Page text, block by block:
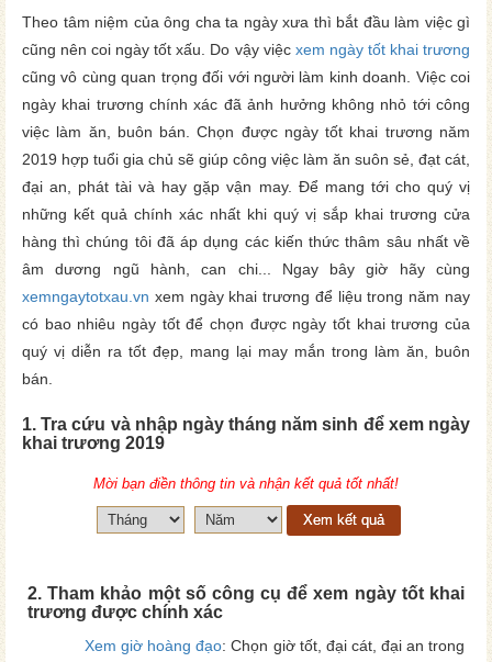
Theo tâm niệm của ông cha ta ngày xưa thì bắt đầu làm việc gì
cũng nên coi ngày tốt xấu. Do vậy việc xem ngày tốt khai trương
cũng vô cùng quan trọng đối với người làm kinh doanh. Việc coi
ngày khai trương chính xác đã ảnh hưởng không nhỏ tới công
việc làm ăn, buôn bán. Chọn được ngày tốt khai trương năm
2019 hợp tuổi gia chủ sẽ giúp công việc làm ăn suôn sẻ, đạt cát,
đại an, phát tài và hay gặp vận may. Để mang tới cho quý vị
những kết quả chính xác nhất khi quý vị sắp khai trương cửa
hàng thì chúng tôi đã áp dụng các kiến thức thâm sâu nhất về
âm dương ngũ hành, can chi... Ngay bây giờ hãy cùng
xemngaytotxau.vn xem ngày khai trương để liệu trong năm nay
có bao nhiêu ngày tốt để chọn được ngày tốt khai trương của
quý vị diễn ra tốt đẹp, mang lại may mắn trong làm ăn, buôn
bán.
1. Tra cứu và nhập ngày tháng năm sinh để xem ngày
khai trương 2019
Mời bạn điền thông tin và nhận kết quả tốt nhất!
Xem kết quả
2. Tham khảo một số công cụ để xem ngày tốt khai
trương được chính xác
Xem giờ hoàng đạo: Chọn giờ tốt, đại cát, đại an trong